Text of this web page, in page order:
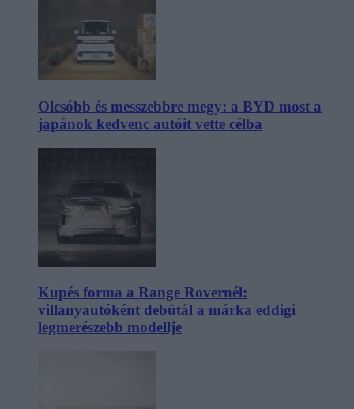
Olcsóbb és messzebbre megy: a BYD most a
japánok kedvenc autóit vette célba
Kupés forma a Range Rovernél:
villanyautóként debütál a márka eddigi
legmerészebb modellje